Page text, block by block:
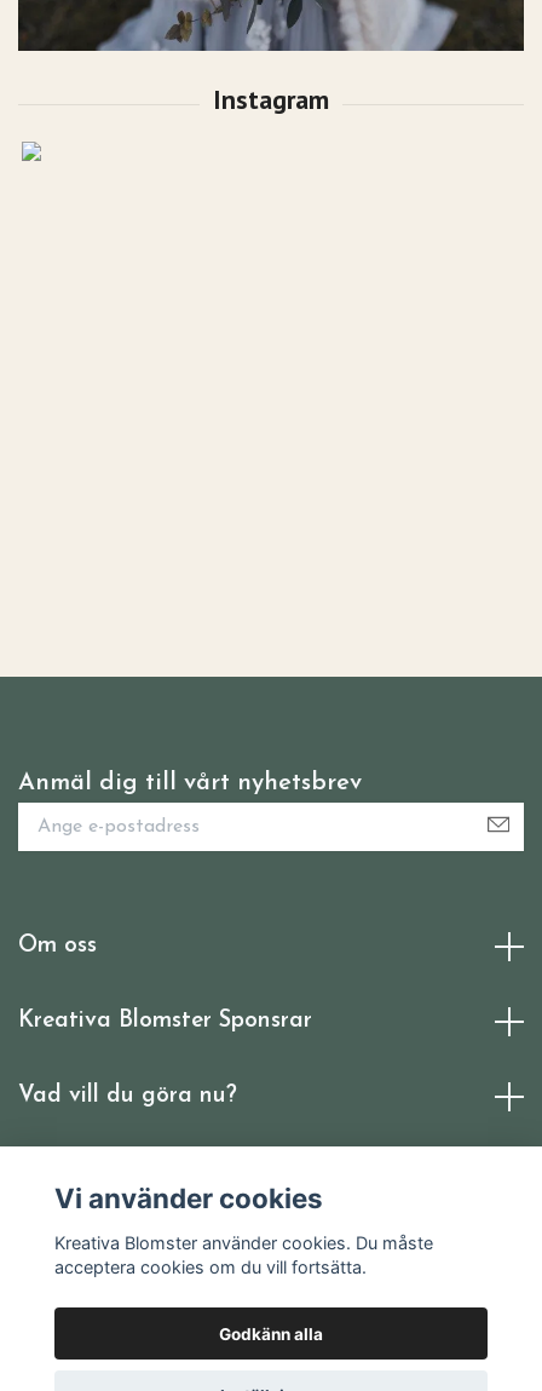
Anmäl dig till vårt nyhetsbrev
Om oss
Kreativa Blomster Sponsrar
Vad vill du göra nu?
© 2026 Kreativa Blomster
Vi använder cookies
Kreativa Blomster använder cookies. Du måste
acceptera cookies om du vill fortsätta.
Godkänn alla